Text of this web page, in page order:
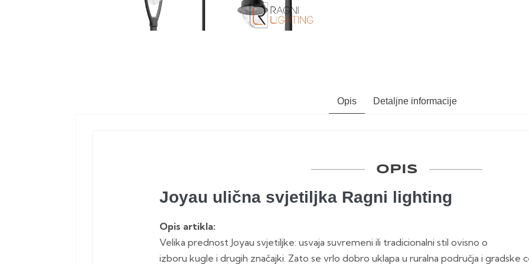
Opis Detaljne informacije
OPIS
Joyau ulična svjetiljka Ragni lighting
Opis artikla:
Velika prednost Joyau svjetiljke: usvaja suvremeni ili tradicionalni stil ovisno o
izboru kugle i drugih značajki. Zato se vrlo dobro uklapa u ruralna područja i gradske